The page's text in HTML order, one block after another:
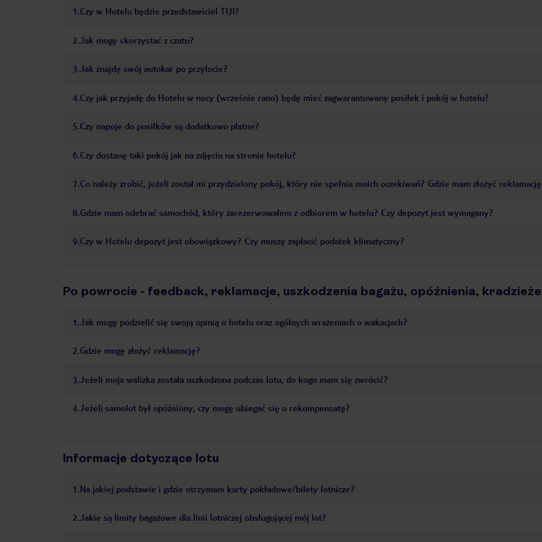
1.Czy w Hotelu będzie przedstawiciel TUI?
2 Jak mogę skorzystać z czatu?
3.Jak znajdę swój autokar po przylocie?
4 Czy jak przyjadę do Hotelu w nocy (wcześnie rano) będę mieć zagwarantowany posiłek i pokój w hotelu?
5.Czy napoje do posiłków są dodatkowo płatne?
6.Czy dostanę taki pokój jak na zdjęciu na stronie hotelu?
7.Co należy zrobić, jeżeli został mi przydzielony pokój, który nie spełnia moich oczekiwań? Gdzie mam złożyć
8.Gdzie mam odebrać samochód, który zarezerwowałem z odbiorem w hotelu? Czy depozyt jest wymagany?
9.Czy w Hotelu depozyt jest obowiązkowy? Czy muszę zapłacić podatek klimatyczny?
Po powrocie - feedback, reklamacje, uszkodzenia bagażu, opóźnienia, kradzieże
1.Jak mogę podzielić się swoją opinią o hotelu oraz ogólnych wrażeniach o wakacjach?
2.Gdzie mogę złożyć reklamację?
3.Jeżeli moja walizka została uszkodzona podczas lotu, do kogo mam się zwrócić?
4.Jeżeli samolot był opóźniony, czy mogę ubiegać się o rekompensatę?
Informacje dotyczące lotu
1.Na jakiej podstawie i gdzie otrzymam karty pokładowe/bilety lotnicze?
2.Jakie są limity bagażowe dla linii lotniczej obsługującej mój lot?